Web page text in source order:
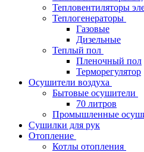
Тепловентиляторы
Теплогенераторы
Газовые
Дизельные
Теплый пол
Пленочный пол
Терморегулятор
Осушители воздуха
Бытовые осушители
70 литров
Промышленные
Сушилки для рук
Отопление
Котлы отопления